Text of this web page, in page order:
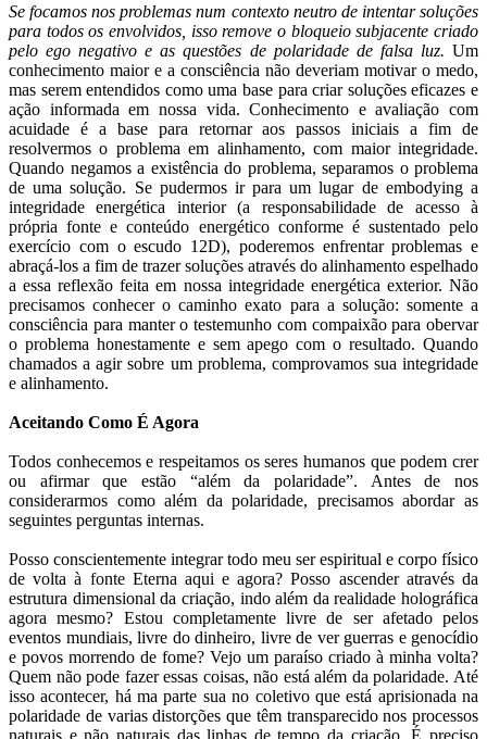
Se focamos nos problemas num contexto neutro de intentar soluções
para todos os envolvidos, isso remove o bloqueio subjacente criado
pelo ego negativo e as questões de polaridade de falsa luz. Um
conhecimento maior e a consciência não deveriam motivar o medo,
mas serem entendidos como uma base para criar soluções eficazes e
ação informada em nossa vida. Conhecimento e avaliação com
acuidade é a base para retornar aos passos iniciais a fim de
resolvermos o problema em alinhamento, com maior integridade.
Quando negamos a existência do problema, separamos o problema
de uma solução. Se pudermos ir para um lugar de embodying a
integridade energética interior (a responsabilidade de acesso à
própria fonte e conteúdo energético conforme é sustentado pelo
exercício com o escudo 12D), poderemos enfrentar problemas e
abraçá-los a fim de trazer soluções através do alinhamento espelhado
a essa reflexão feita em nossa integridade energética exterior. Não
precisamos conhecer o caminho exato para a solução: somente a
consciência para manter o testemunho com compaixão para obervar
o problema honestamente e sem apego com o resultado. Quando
chamados a agir sobre um problema, comprovamos sua integridade
e alinhamento.
Aceitando Como É Agora
Todos conhecemos e respeitamos os seres humanos que podem crer
ou afirmar que estão “além da polaridade”. Antes de nos
considerarmos como além da polaridade, precisamos abordar as
seguintes perguntas internas.
Posso conscientemente integrar todo meu ser espiritual e corpo físico
de volta à fonte Eterna aqui e agora? Posso ascender através da
estrutura dimensional da criação, indo além da realidade holográfica
agora mesmo? Estou completamente livre de ser afetado pelos
eventos mundiais, livre do dinheiro, livre de ver guerras e genocídio
e povos morrendo de fome? Vejo um paraíso criado à minha volta?
Quem não pode fazer essas coisas, não está além da polaridade. Até
isso acontecer, há ma parte sua no coletivo que está aprisionada na
polaridade de varias distorções que têm transparecido nos processos
naturais e não naturais das linhas de tempo da criação. É preciso